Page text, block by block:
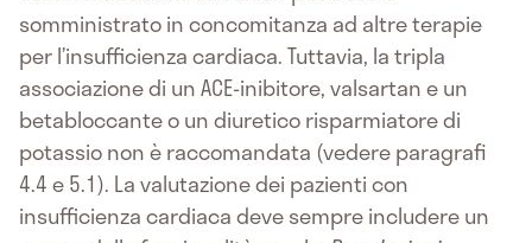
somministrato in concomitanza ad altre terapie
per l’insufficienza cardiaca. Tuttavia, la tripla
associazione di un ACE-inibitore, valsartan e un
betabloccante o un diuretico risparmiatore di
potassio non è raccomandata (vedere paragrafi
4.4 e 5.1). La valutazione dei pazienti con
insufficienza cardiaca deve sempre includere un